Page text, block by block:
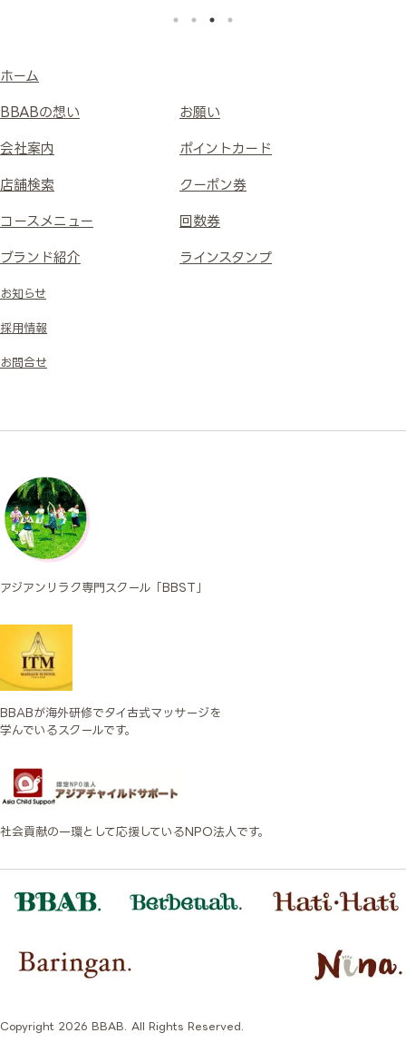
ホーム
BBABの想い
会社案内
店舗検索
コースメニュー
ブランド紹介
お願い
ポイントカード
クーポン券
回数券
ラインスタンプ
お知らせ
採用情報
お問合せ
アジアンリラク専門スクール「BBST」
BBABが海外研修でタイ古式マッサージを
学んでいるスクールです。
社会貢献の一環として応援しているNPO法人です。
Copyright 2026 BBAB. All Rights Reserved.